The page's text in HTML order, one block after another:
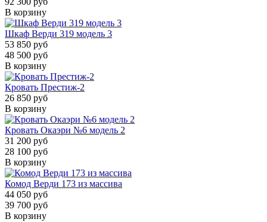
В корзину
Шкаф Верди 319 модель 3
53 850 руб
48 500 руб
В корзину
Кровать Престиж-2
26 850 руб
В корзину
Кровать Окаэри №6 модель 2
31 200 руб
28 100 руб
В корзину
Комод Верди 173 из массива
44 050 руб
39 700 руб
В корзину